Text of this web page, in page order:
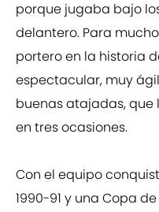
porque jugaba bajo
delantero. Para
portero en la historia
espectacular, muy
buenas atajadas, que
en tres ocasiones.
Con el equipo
1990-91 y una Copa